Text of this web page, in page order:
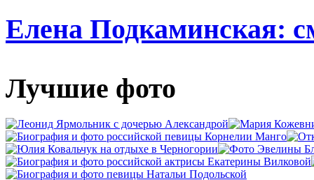
Елена Подкаминская:
Лучшие фото